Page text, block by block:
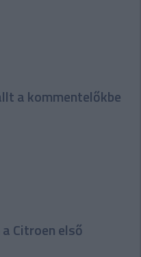
a kommentelőkbe
Citroen első